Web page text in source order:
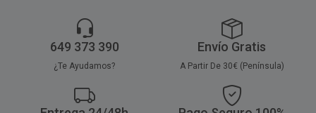
649 373 390
¿Te Ayudamos?
Envío Gratis
A Partir De 30€ (Península)